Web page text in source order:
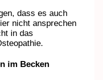
dass es auch
nicht ansprechen
in das
im Becken